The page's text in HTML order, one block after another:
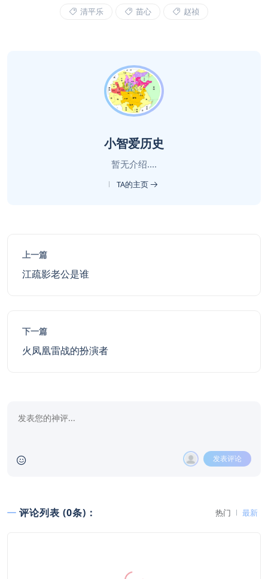
清平乐 苗心 赵祯
小智爱历史
暂无介绍....
TA的主页
上一篇
江疏影老公是谁
下一篇
火凤凰雷战的扮演者
发表评论
评论列表 (0条)： 热门 最新